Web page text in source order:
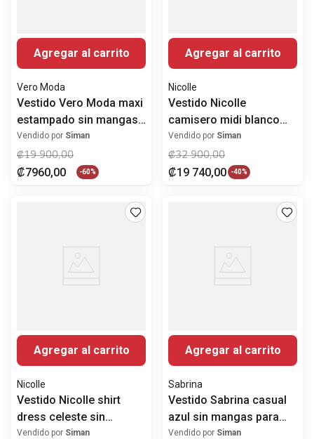
Agregar al carrito
Vero Moda
Vestido Vero Moda maxi
estampado sin mangas
para mujer
Vendido por Siman
₡19 900,00
₡7960,00 -60%
Agregar al carrito
Nicolle
Vestido Nicolle
camisero midi blanco
calado para mujer
Vendido por Siman
₡32 900,00
₡19 740,00 -40%
Agregar al carrito
Nicolle
Vestido Nicolle shirt
dress celeste sin
mangas para mujer
Vendido por Siman
Agregar al carrito
Sabrina
Vestido Sabrina casual
azul sin mangas para
mujer
Vendido por Siman